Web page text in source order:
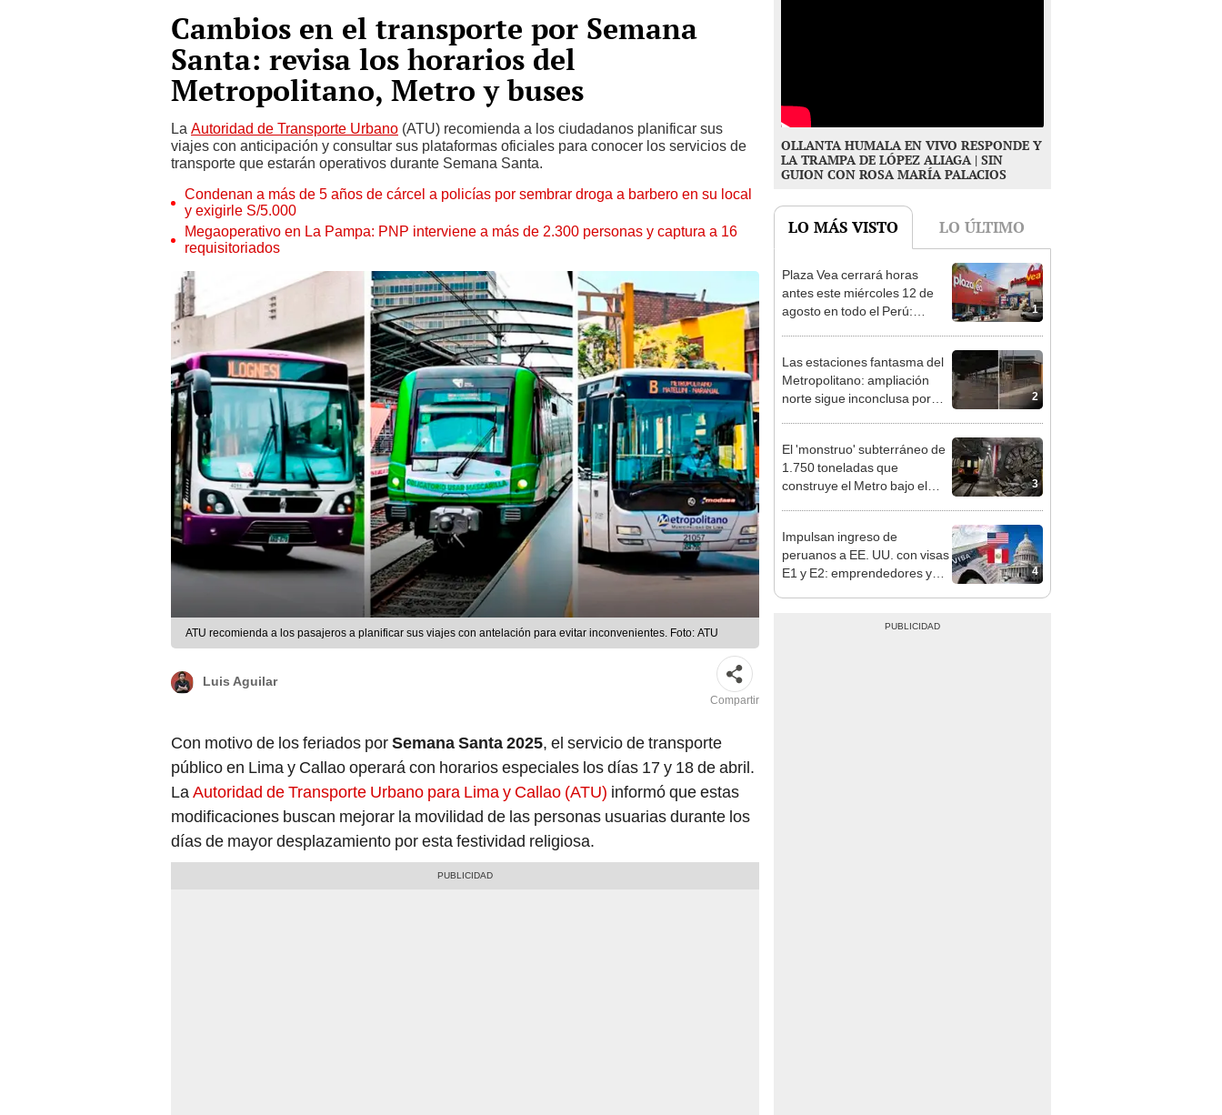
Cambios en el transporte por Semana
Santa: revisa los horarios del
Metropolitano, Metro y buses
La Autoridad de Transporte Urbano (ATU) recomienda a los ciudadanos planificar sus
viajes con anticipación y consultar sus plataformas oficiales para conocer los servicios de
transporte que estarán operativos durante Semana Santa.
Condenan a más de 5 años de cárcel a policías por sembrar droga a barbero en su local
y exigirle S/5.000
Megaoperativo en La Pampa: PNP interviene a más de 2.300 personas y captura a 16
requisitoriados
ATU recomienda a los pasajeros a planificar sus viajes con antelación para evitar inconvenientes. Foto: ATU
Luis Aguilar
Compartir
Con motivo de los feriados porSemana Santa 2025, el servicio de transporte
público en Lima y Callao operará con horarios especiales los días 17 y 18 de abril.
LaAutoridad de Transporte Urbano para Lima y Callao (ATU) informó que estas
modificaciones buscan mejorar la movilidad de las personas usuarias durante los
días de mayor desplazamiento por esta festividad religiosa.
OLLANTA HUMALA EN VIVO RESPONDE Y
LA TRAMPA DE LÓPEZ ALIAGA | SIN
GUION CON ROSA MARÍA PALACIOS
LO MÁS VISTO LO ÚLTIMO
1
Plaza Vea cerrará horas
antes este miércoles 12 de
agosto en todo el Perú:
2
Las estaciones fantasma del
Metropolitano: ampliación
norte sigue inconclusa por
3
El 'monstruo' subterráneo de
1.750 toneladas que
construye el Metro bajo el
4
Impulsan ingreso de
peruanos a EE. UU. con visas
E1 y E2: emprendedores y